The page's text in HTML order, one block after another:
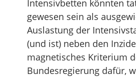
Intensivbetten könnten
gewesen sein als
Auslastung der
(und ist) neben den
magnetisches Kriterium
Bundesregierung dafür,